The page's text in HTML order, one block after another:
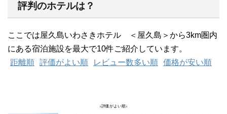
評判のホテルは？
ここでは屋久島いわさきホテル ＜屋久島＞から3km圏内
にある宿泊施設を最大で10件ご紹介しています。
距離順 評価がよい順 レビュー数多い順 価格が安い順
↓評価がよい順↓